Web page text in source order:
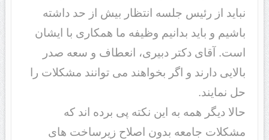
نباید از رئیس جلسه انتظار بیش از حد داشته
باشیم و باید بدانیم وظیفه ما همکاری با ایشان
است. آقای دکتر دبیری، انعطاف و سعه صدر
بالایی دارند و اگر بخواهند می توانند مشکلات را
حل نمایند.
حالا دیگر همه به این نکته پی برده اند که
مشکلات جامعه بدون اصلاح زیرساخت های